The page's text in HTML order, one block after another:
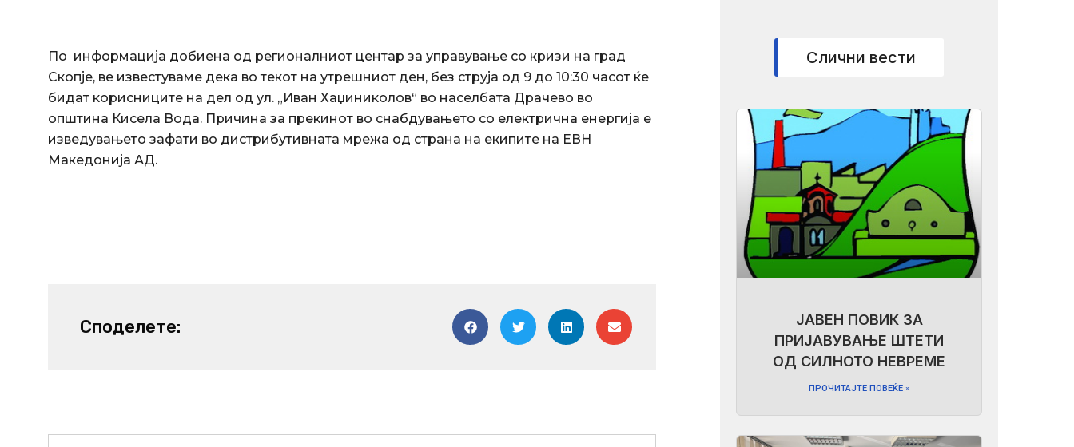
По информација добиена од регионалниот центар за управување со кризи на град
Скопје, ве известуваме дека во текот на утрешниот ден, без струја од 9 до 10:30 часот ќе
бидат корисниците на дел од ул. „Иван Хаџиниколов“ во населбата Драчево во
општина Кисела Вода. Причина за прекинот во снабдувањето со електрична енергија е
изведувањето зафати во дистрибутивната мрежа од страна на екипите на ЕВН
Македонија АД.
Споделете:
Слични вести
ЈАВЕН ПОВИК ЗА
ПРИЈАВУВАЊЕ ШТЕТИ
ОД СИЛНОТО НЕВРЕМЕ
ПРОЧИТАЈТЕ ПОВЕЌЕ »